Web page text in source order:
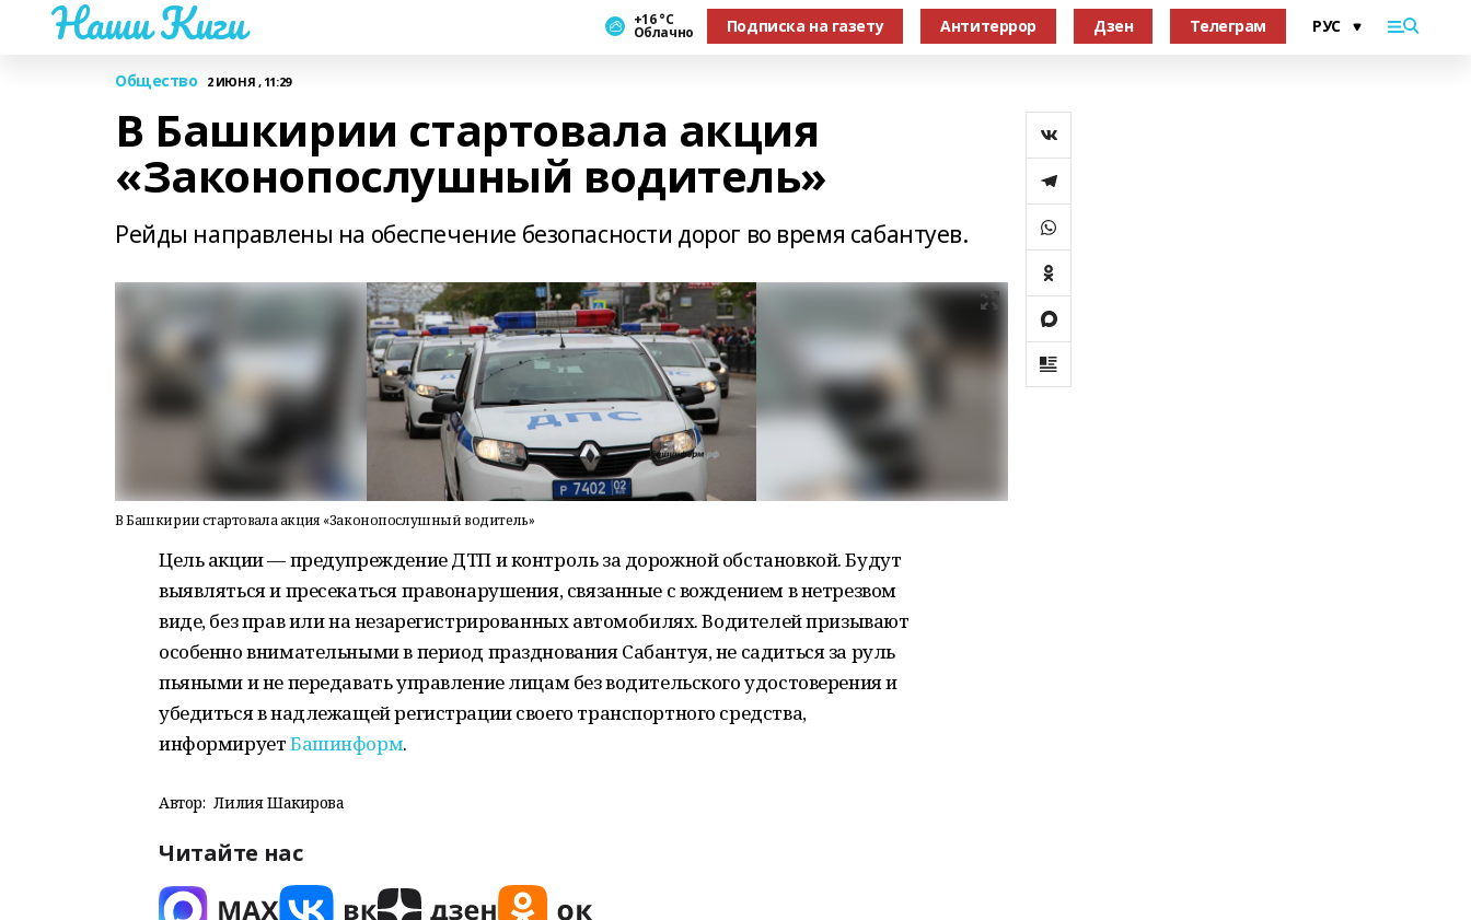
Наши Киги +16 °С
Облачно Подписка на газету Антитеррор Дзен Телеграм
Общество 2 ИЮНЯ , 11:29
В Башкирии стартовала акция
«Законопослушный водитель»
Рейды направлены на обеспечение безопасности дорог во время сабантуев.
В Башкирии стартовала акция «Законопослушный водитель»
Цель акции — предупреждение ДТП и контроль за дорожной обстановкой. Будут
выявляться и пресекаться правонарушения, связанные с вождением в нетрезвом
виде, без прав или на незарегистрированных автомобилях. Водителей призывают
особенно внимательными в период празднования Сабантуя, не садиться за руль
пьяными и не передавать управление лицам без водительского удостоверения и
убедиться в надлежащей регистрации своего транспортного средства,
информируетБашинформ.
Автор: Лилия Шакирова
Читайте нас